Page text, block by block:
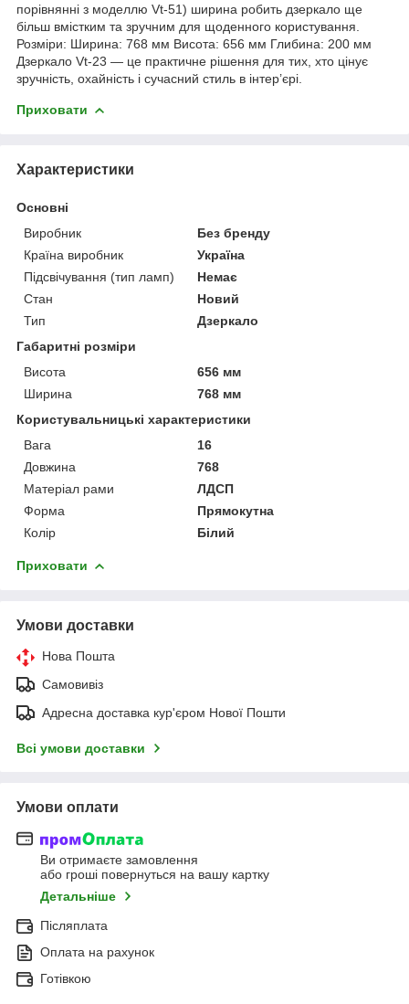
порівнянні з моделлю Vt-51) ширина робить дзеркало ще
більш вмістким та зручним для щоденного користування.
Розміри: Ширина: 768 мм Висота: 656 мм Глибина: 200 мм
Дзеркало Vt-23 — це практичне рішення для тих, хто цінує
зручність, охайність і сучасний стиль в інтер’єрі.
Приховати
Характеристики
Основні
Виробник
Без бренду
Країна виробник
Україна
Підсвічування (тип ламп)
Немає
Стан
Новий
Тип
Дзеркало
Габаритні розміри
Висота
656 мм
Ширина
768 мм
Користувальницькі характеристики
Вага
16
Довжина
768
Матеріал рами
ЛДСП
Форма
Прямокутна
Колір
Білий
Приховати
Умови доставки
Нова Пошта
Самовивіз
Адресна доставка кур'єром Нової Пошти
Всі умови доставки
Умови оплати
Ви отримаєте замовлення
або гроші повернуться на вашу картку
Детальніше
Післяплата
Оплата на рахунок
Готівкою